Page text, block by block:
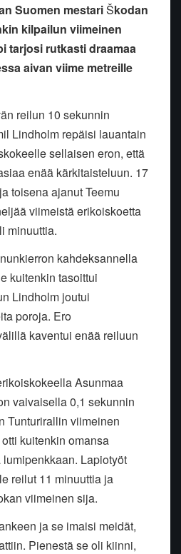
Suomen mestariŠkodan
kilpailun viimeinen
tarjosi rutkasti draamaa
aivan viime metreille
reilun 10 sekunnin
Lindholm repäisi lauantain
sellaisen eron, että
enää kärkitaisteluun. 17
toisena ajanut Teemu
viimeistä erikoiskoetta
minuuttia.
kahdeksannella
kuitenkin tasoittui
Lindholm joutui
poroja. Ero
kaventui enää reiluun
Asunmaa
vaivaisella 0,1 sekunnin
Tunturirallin viimeinen
kuitenkin omansa
Lapiotyöt
reilut 11 minuuttia ja
viimeinen sija.
ja se imaisi meidät,
Pienestä se oli kiinni,